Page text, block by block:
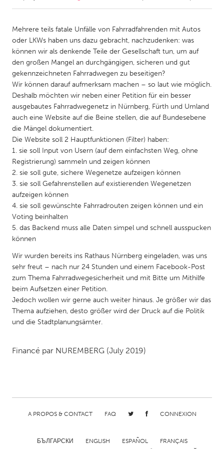
Amherstburg
Kingston
Kitchener-Waterloo
New Glasgow
Newmarket
Ottawa
South Shore
Toronto
MALAYSIA
Kuala Lumpur
NETHERLANDS
Leiden
Rotterdam
Utrecht
QATAR
Qatar
SINGAPORE
Singapore
UNITED KINGDOM
Detroit, MI
Durham, NC
Mehrere teils fatale Unfälle von Fahrradfahrenden mit Autos
oder LKWs haben uns dazu gebracht, nachzudenken: was
können wir als denkende Teile der Gesellschaft tun, um auf
den großen Mangel an durchgängigen, sicheren und gut
gekennzeichneten Fahrradwegen zu beseitigen?
Wir können darauf aufmerksam machen – so laut wie möglich.
Deshalb möchten wir neben einer Petition für ein besser
ausgebautes Fahrradwegenetz in Nürnberg, Fürth und Umland
auch eine Website auf die Beine stellen, die auf Bundesebene
die Mängel dokumentiert.
Die Website soll 2 Hauptfunktionen (Filter) haben:
1. sie soll Input von Usern (auf dem einfachsten Weg, ohne
Registrierung) sammeln und zeigen können
2. sie soll gute, sichere Wegenetze aufzeigen können
3. sie soll Gefahrenstellen auf existierenden Wegenetzen
aufzeigen können
4. sie soll gewünschte Fahrradrouten zeigen können und ein
Voting beinhalten
5. das Backend muss alle Daten simpel und schnell ausspucken
können
Wir wurden bereits ins Rathaus Nürnberg eingeladen, was uns
sehr freut – nach nur 24 Stunden und einem Facebook-Post
zum Thema Fahrradwegesicherheit und mit Bitte um Mithilfe
beim Aufsetzen einer Petition.
Jedoch wollen wir gerne auch weiter hinaus. Je größer wir das
Thema aufziehen, desto größer wird der Druck auf die Politik
und die Stadtplanungsämter.
Financé par NUREMBERG (July 2019)
A PROPOS & CONTACT FAQ CONNEXION
БЪЛГАРСКИ ENGLISH ESPAÑOL
FRANÇAIS